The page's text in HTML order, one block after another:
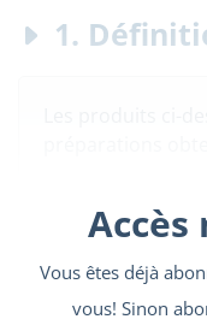
1.
Vous êtes déjà
vous! Sinon